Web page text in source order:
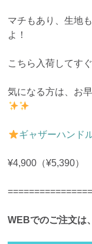
マチもあり、生地
よ！
こちら入荷してす
気になる方は、お
ギャザーハンド
¥4,900（¥5,390）
WEBでのご注文は、